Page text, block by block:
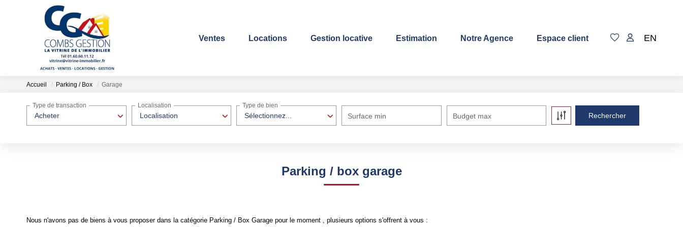
Ventes Locations Gestion locative Estimation Notre Agence Espace client EN
Accueil Parking / Box Garage
Acheter
Type de transaction
Localisation
Localisation
Sélectionnez...
Type de bien
Surface min Budget max
Parking / box garage
Nous n'avons pas de biens à vous proposer dans la catégorie Parking / Box Garage pour le moment , plusieurs options s'offrent à vous :